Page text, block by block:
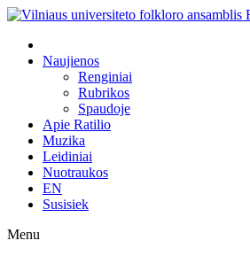
Naujienos
Renginiai
Rubrikos
Spaudoje
Apie Ratilio
Muzika
Leidiniai
Nuotraukos
EN
Susisiek
Menu